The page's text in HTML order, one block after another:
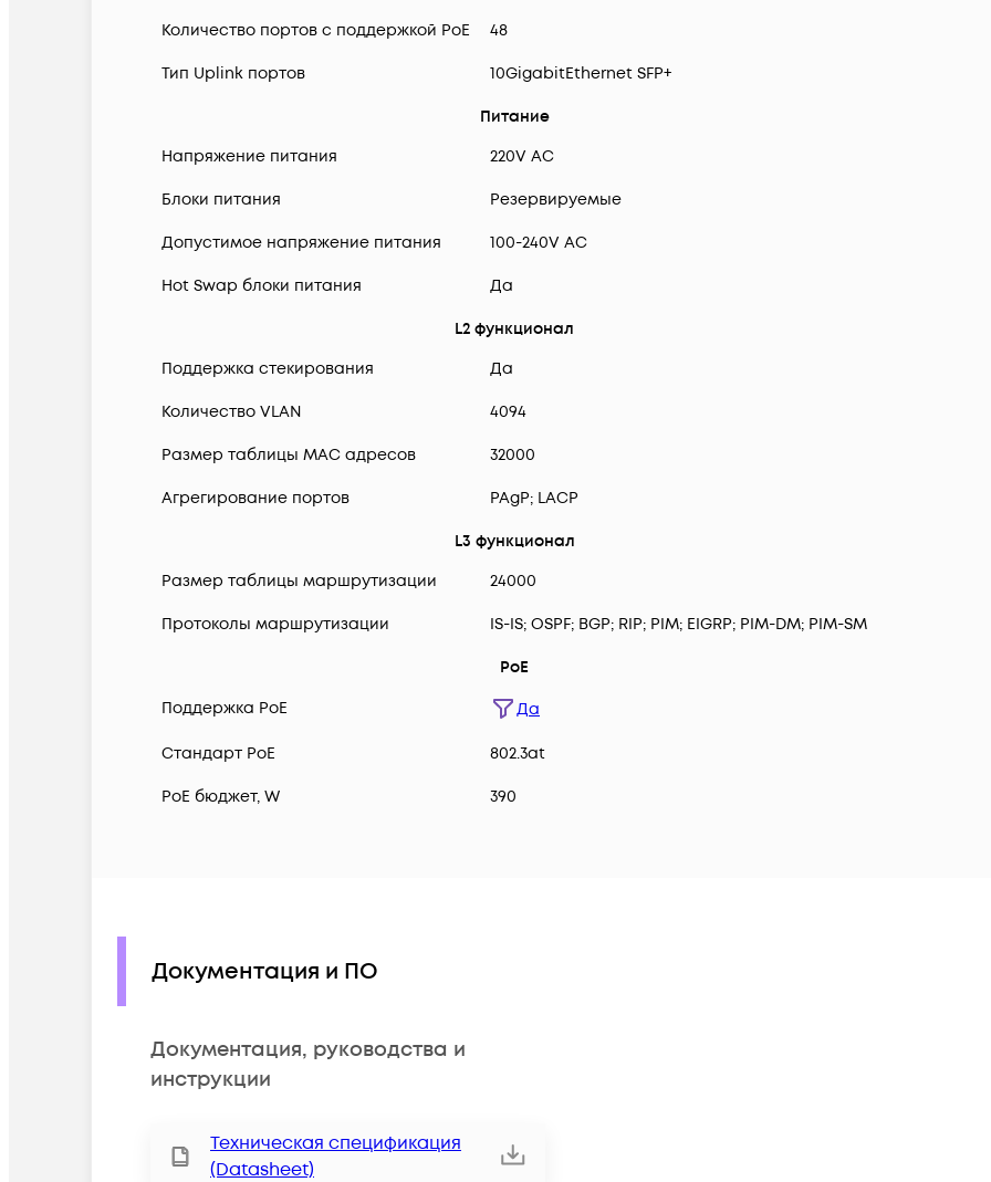
Количество портов с поддержкой PoE 48
Тип Uplink портов 10GigabitEthernet SFP+
Питание
Напряжение питания
220V AC
Блоки питания Резервируемые
Допустимое напряжение питания 100-240V AC
Hot Swap блоки питания Да
L2 функционал
Поддержка стекирования
Да
Количество VLAN 4094
Размер таблицы MAC адресов 32000
Агрегирование портов PAgP; LACP
L3 функционал
Размер таблицы маршрутизации
24000
Протоколы маршрутизации IS-IS; OSPF; BGP; RIP; PIM; EIGRP; PIM-DM; PIM-SM
PoE
Поддержка PoE
Да
Cтандарт PoE 802.3at
PoE бюджет, W 390
Документация и ПО
Документация, руководства и
инструкции
Техническая спецификация
(Datasheet)